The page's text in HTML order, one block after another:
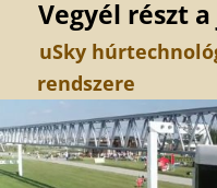
Vegyél részt
uSky
rendszere